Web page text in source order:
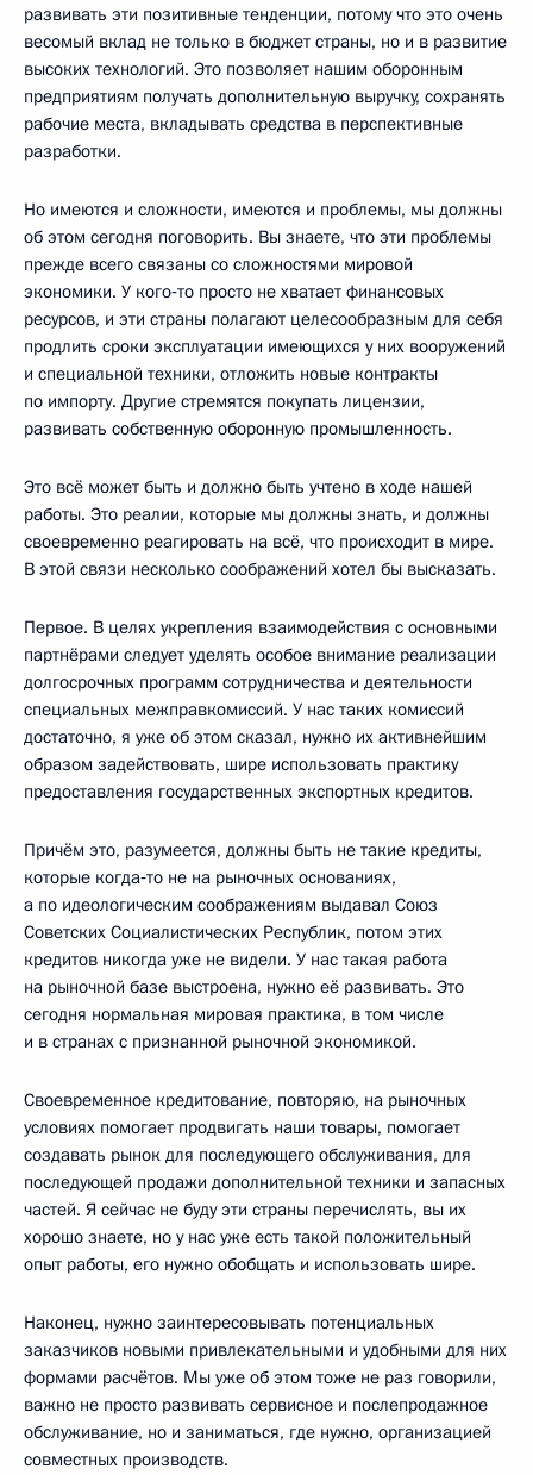
развивать эти позитивные тенденции, потому что это очень
весомый вклад не только в бюджет страны, но и в развитие
высоких технологий. Это позволяет нашим оборонным
предприятиям получать дополнительную выручку, сохранять
рабочие места, вкладывать средства в перспективные
разработки.
Но имеются и сложности, имеются и проблемы, мы должны
об этом сегодня поговорить. Вы знаете, что эти проблемы
прежде всего связаны со сложностями мировой
экономики. У кого‑то просто не хватает финансовых
ресурсов, и эти страны полагают целесообразным для себя
продлить сроки эксплуатации имеющихся у них вооружений
и специальной техники, отложить новые контракты
по импорту. Другие стремятся покупать лицензии,
развивать собственную оборонную промышленность.
Это всё может быть и должно быть учтено в ходе нашей
работы. Это реалии, которые мы должны знать, и должны
своевременно реагировать на всё, что происходит в мире.
В этой связи несколько соображений хотел бы высказать.
Первое. В целях укрепления взаимодействия с основными
партнёрами следует уделять особое внимание реализации
долгосрочных программ сотрудничества и деятельности
специальных межправкомиссий. У нас таких комиссий
достаточно, я уже об этом сказал, нужно их активнейшим
образом задействовать, шире использовать практику
предоставления государственных экспортных кредитов.
Причём это, разумеется, должны быть не такие кредиты,
которые когда‑то не на рыночных основаниях,
а по идеологическим соображениям выдавал Союз
Советских Социалистических Республик, потом этих
кредитов никогда уже не видели. У нас такая работа
на рыночной базе выстроена, нужно её развивать. Это
сегодня нормальная мировая практика, в том числе
и в странах с признанной рыночной экономикой.
Своевременное кредитование, повторяю, на рыночных
условиях помогает продвигать наши товары, помогает
создавать рынок для последующего обслуживания, для
последующей продажи дополнительной техники и запасных
частей. Я сейчас не буду эти страны перечислять, вы их
хорошо знаете, но у нас уже есть такой положительный
опыт работы, его нужно обобщать и использовать шире.
Наконец, нужно заинтересовывать потенциальных
заказчиков новыми привлекательными и удобными для них
формами расчётов. Мы уже об этом тоже не раз говорили,
важно не просто развивать сервисное и послепродажное
обслуживание, но и заниматься, где нужно, организацией
совместных производств.